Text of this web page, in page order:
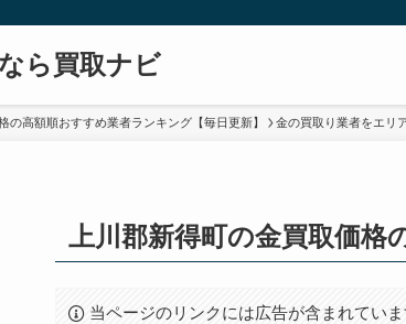
ら買取ナビ
の高額順おすすめ業者ランキング【毎日更新】 金の買取り業者をエリ
上川郡新得町の金買取価格
当ページのリンクには広告が含まれていま